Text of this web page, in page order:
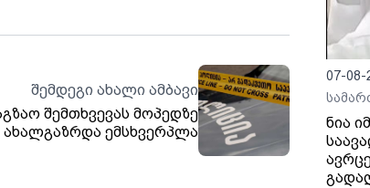
შემდეგი ახალი ამბავი
შემთხვევას მოპედზე
ემსხვერპლა
07-08-
ნია